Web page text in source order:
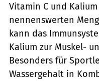
Vitamin C und
nennenswerten
kann das
Kalium zur Muskel-
Besonders für
Wassergehalt in